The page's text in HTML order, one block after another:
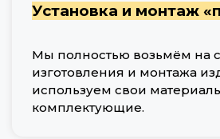
Установка и монтаж
Мы полностью возьмём на
изготовления и монтажа
используем свои
комплектующие.